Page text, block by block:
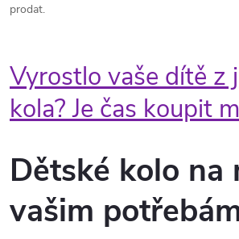
prodat.
Vyrostlo vaše dítě z
kola? Je čas koupit
Dětské kolo na
vašim